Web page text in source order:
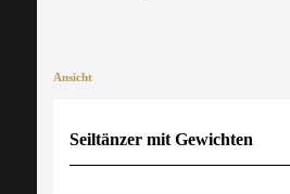
Ansicht
Seiltänzer mit Gewichten